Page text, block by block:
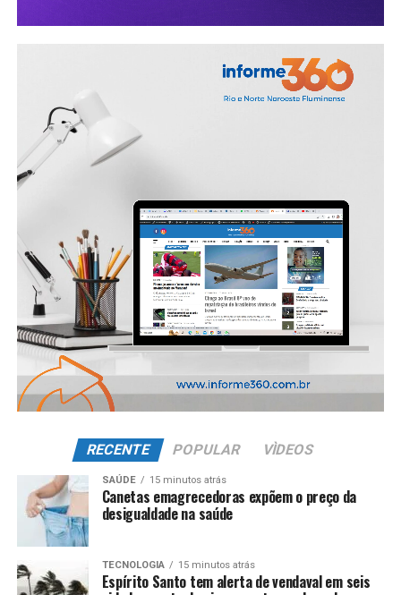
RECENTE POPULAR VÌDEOS
SAÚDE 15 minutos atrás
Canetas emagrecedoras expõem o preço da
desigualdade na saúde
TECNOLOGIA 15 minutos atrás
Espírito Santo tem alerta de vendaval em seis